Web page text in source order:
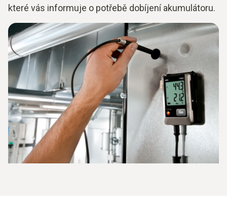
které vás informuje o potřebě dobíjení akumulátoru.